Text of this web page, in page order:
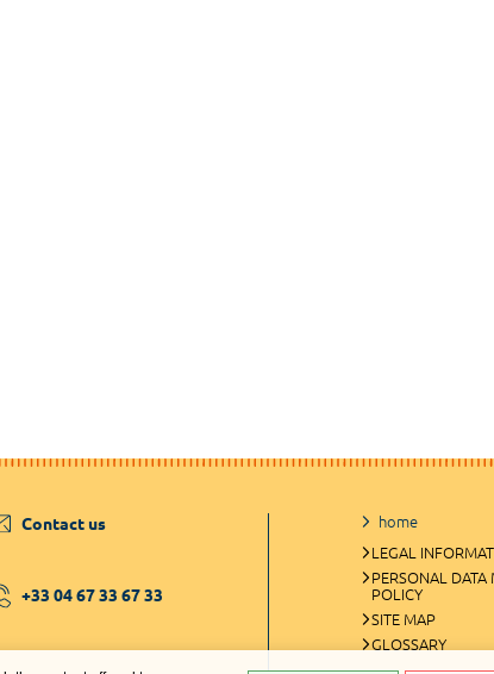
Contact us
+33 04 67 33 67 33
home
LEGAL
PERSONAL DATA
POLICY
SITE MAP
GLOSSARY